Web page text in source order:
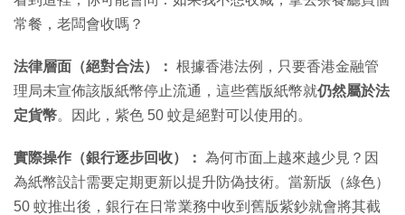
常餐，老闆會收嗎？
法律層面（絕對合法）： 根據香港法例，只要香港金融管
理局未宣佈該版紙幣停止流通，這些舊版紙幣就仍然屬於法
定貨幣。因此，紫色 50 蚊是絕對可以使用的。
實際操作（銀行逐步回收）： 為何市面上越來越少見？因
為紙幣設計需要定期更新以提升防偽技術。當新版（綠色）
50 蚊推出後，銀行在日常業務中收到舊版紫鈔就會將其截